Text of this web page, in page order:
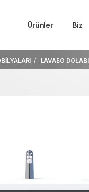
Ürünler Biz
LAVABO DOLABI